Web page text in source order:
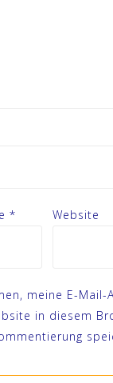
* Website
meine E-Mail-
in diesem